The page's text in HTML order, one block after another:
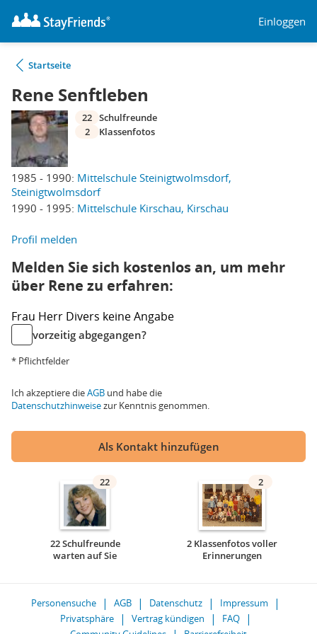
Einloggen
Startseite
Rene Senftleben
1985 - 1990: Mittelschule Steinigtwolmsdorf,
Steinigtwolmsdorf
1990 - 1995: Mittelschule Kirschau, Kirschau
22 Schulfreunde
2
Klassenfotos
Profil melden
Melden Sie sich kostenlos an, um mehr
über Rene zu erfahren:
Frau Herr Divers keine Angabe
vorzeitig abgegangen?
* Pflichtfelder
Ich akzeptiere dieAGB und habe die
Datenschutzhinweisezur Kenntnis genommen.
Als Kontakt hinzufügen
22
22 Schulfreunde
warten auf Sie
2
2 Klassenfotos voller
Erinnerungen
Personensuche AGB Datenschutz
Impressum
Privatsphäre
Vertrag kündigen
FAQ